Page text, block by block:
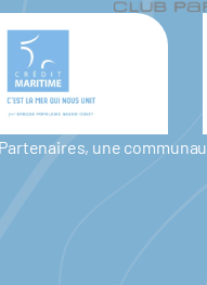
une